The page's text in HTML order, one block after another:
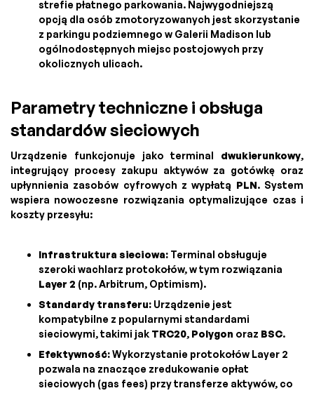
strefie płatnego parkowania. Najwygodniejszą
opcją dla osób zmotoryzowanych jest skorzystanie
z parkingu podziemnego w Galerii Madison lub
ogólnodostępnych miejsc postojowych przy
okolicznych ulicach.
Parametry techniczne i obsługa
standardów sieciowych
Urządzenie funkcjonuje jako terminal dwukierunkowy,
integrujący procesy zakupu aktywów za gotówkę oraz
upłynnienia zasobów cyfrowych z wypłatą PLN. System
wspiera nowoczesne rozwiązania optymalizujące czas i
koszty przesyłu:
Infrastruktura sieciowa: Terminal obsługuje
szeroki wachlarz protokołów, w tym rozwiązania
Layer 2 (np. Arbitrum, Optimism).
Standardy transferu: Urządzenie jest
kompatybilne z popularnymi standardami
sieciowymi, takimi jak TRC20, Polygon oraz BSC.
Efektywność:Wykorzystanie protokołów Layer 2
pozwala na znaczące zredukowanie opłat
sieciowych (gas fees) przy transferze aktywów, co